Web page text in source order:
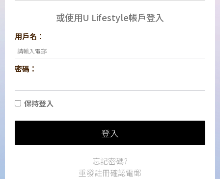
或使用U Lifestyle帳戶登入
用戶名：
密碼：
保持登入
登入
忘記密碼?
重發註冊確認電郵